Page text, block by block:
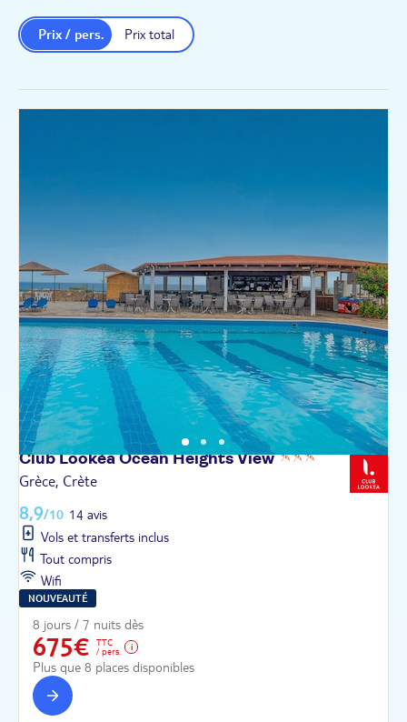
Prix total
Prix / pers.
Club Lookéa Ocean HeightsView
Grèce, Crète
8,9/10 14 avis
Vols et transferts inclus
Tout compris
Wifi
NOUVEAUTÉ
8 jours / 7 nuits dès
675€
TTC
/ pers.
Plus que 8 places disponibles